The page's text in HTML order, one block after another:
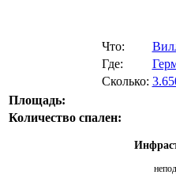
Что:
Где:
Сколько:
Площадь:
Количество спален: